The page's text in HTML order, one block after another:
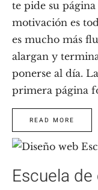
te pide su página
motivación es
es mucho más
alargan y
ponerse al día.
primera página
READ MORE
Escuela